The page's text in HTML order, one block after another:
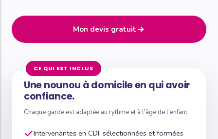
Mon devis gratuit
CE QUI EST INCLUS
Une nounou à domicile en qui avoir
confiance.
Chaque garde est adaptée au rythme et à l'âge de l'enfant.
Intervenantes en CDI, sélectionnées et formées